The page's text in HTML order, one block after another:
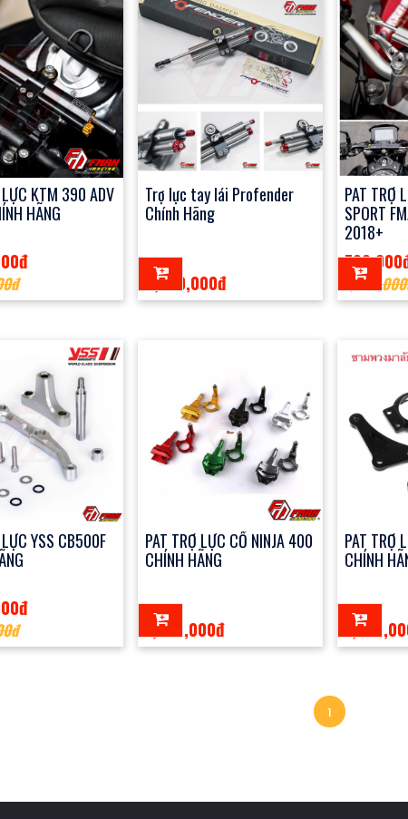
KTM 390 ADV
HÃNG
Trợ lực tay lái Profender
Chính Hãng
3,950,000đ
PAT TRỢ
SPORT
2018+
YSS CB500F
PAT TRỢ LỰC CỔ NINJA 400
CHÍNH HÃNG
1,000,000đ
PAT TRỢ
CHÍNH
1